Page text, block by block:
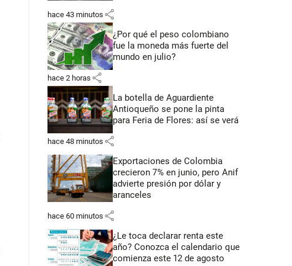
hace 43 minutos share
¿Por qué el peso colombiano
fue la moneda más fuerte del
mundo en julio?
hace 2 horas share
La botella de Aguardiente
Antioqueño se pone la pinta
para Feria de Flores: así se verá
hace 48 minutos share
Exportaciones de Colombia
crecieron 7% en junio, pero Anif
advierte presión por dólar y
aranceles
hace 60 minutos share
¿Le toca declarar renta este
año? Conozca el calendario que
comienza este 12 de agosto